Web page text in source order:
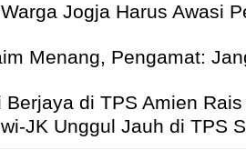
Jogja Harus Awasi
Menang, Pengamat:
di TPS Amien Rais
JK Unggul Jauh di TPS